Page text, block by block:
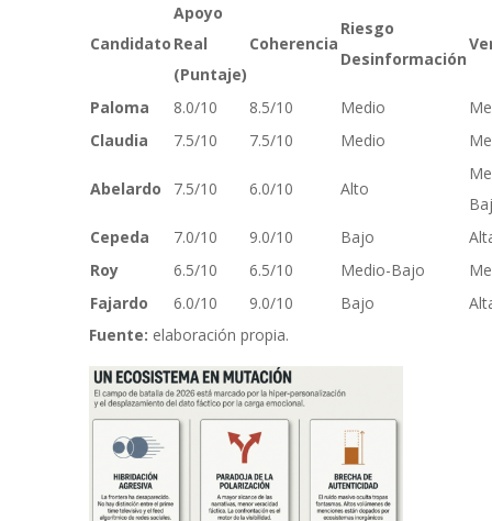
Candidato
Apoyo
Real
(Puntaje)
Coherencia
Riesgo
Desinformación
Paloma 8.0/10 8.5/10 Medio
Claudia
7.5/10 7.5/10 Medio
Abelardo 7.5/10 6.0/10 Alto
Cepeda
7.0/10 9.0/10 Bajo
Roy
6.5/10 6.5/10 Medio-Bajo
Fajardo
6.0/10 9.0/10 Bajo
Fuente: elaboración propia.